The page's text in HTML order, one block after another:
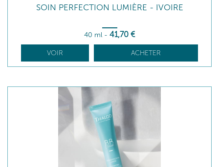
SOIN PERFECTION LUMIÈRE - IVOIRE
40 ml - 41,70 €
VOIR ACHETER